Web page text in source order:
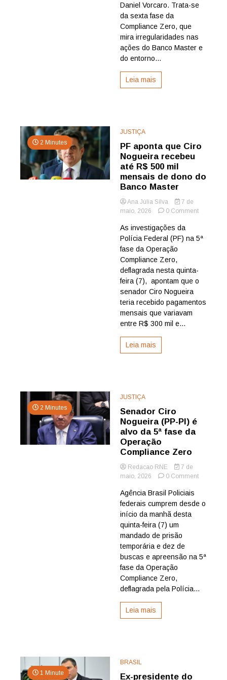
Vorcaro,
banqueiro
Daniel
Daniel Vorcaro. Trata-se
da sexta fase da
Compliance Zero, que
mira irregularidades nas
ações do Banco Master e
do entorno...
Leia mais
2 Minutes
JUSTIÇA
PF aponta que Ciro
Nogueira recebeu
até R$ 500 mil
mensais de dono do
Banco Master
Ana Júlia Silva
7 de
maio, 2026
0 Commenton
que
R$
mil
As investigações da
Polícia Federal (PF) na 5ª
fase da Operação
Compliance Zero,
deflagrada nesta quinta-
feira (7), apontam que o
senador Ciro Nogueira
teria recebido pagamentos
mensais que variavam
entre R$ 300 mil e...
Leia mais
2 Minutes
JUSTIÇA
Senador Ciro
Nogueira (PP-PI) é
alvo da 5ª fase da
Operação
Compliance Zero
Redacao RNE
7 de
maio, 2026
0 Commenton
Nogueira
5ª
Agência Brasil Policiais
federais cumprem desde o
início da manhã desta
quinta-feira (7) um
mandado de prisão
temporária e dez de
buscas e apreensão na 5ª
fase da Operação
Compliance Zero,
deflagrada pela Polícia...
Leia mais
1 Minute
BRASIL
Ex-presidente do